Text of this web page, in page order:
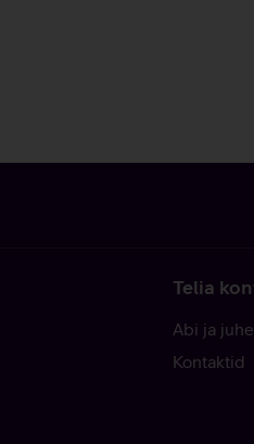
Telia
Abi ja
Kontaktid